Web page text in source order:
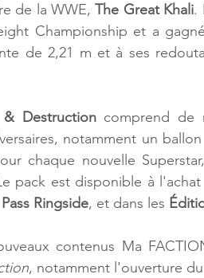
de la WWE, The Great Khali.
Championship et a
de 2,21 m et à ses
& Destruction comprend de
notamment un
chaque nouvelle
pack est disponible à
Pass Ringside, et dans les
contenus Ma
, notamment l'ouverture